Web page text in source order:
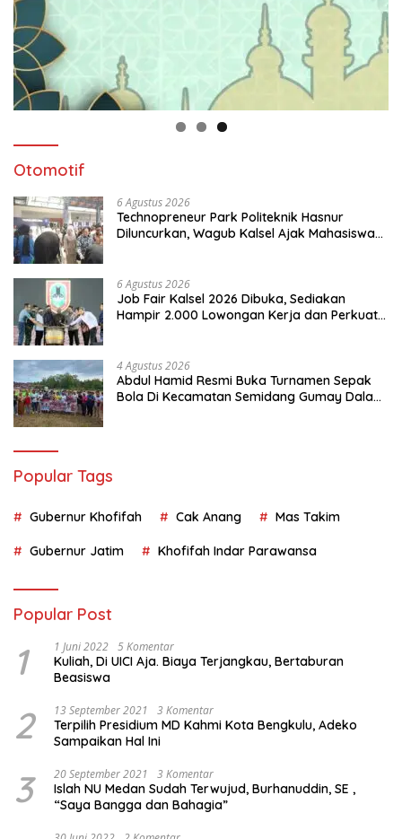
Otomotif
6 Agustus 2026
Technopreneur Park Politeknik Hasnur
Diluncurkan, Wagub Kalsel Ajak Mahasiswa
6 Agustus 2026
Job Fair Kalsel 2026 Dibuka, Sediakan
Hampir 2.000 Lowongan Kerja dan Perkuat
4 Agustus 2026
Abdul Hamid Resmi Buka Turnamen Sepak
Bola Di Kecamatan Semidang Gumay Dalam
Popular Tags
Gubernur Khofifah Cak Anang Mas Takim
Gubernur Jatim Khofifah Indar Parawansa
Popular Post
1 1 Juni 2022 5 Komentar
Kuliah, Di UICI Aja. Biaya Terjangkau, Bertaburan
Beasiswa
2 13 September 2021 3 Komentar
Terpilih Presidium MD Kahmi Kota Bengkulu, Adeko
Sampaikan Hal Ini
3 20 September 2021 3 Komentar
Islah NU Medan Sudah Terwujud, Burhanuddin, SE ,
“Saya Bangga dan Bahagia”